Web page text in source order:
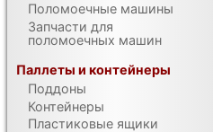
Поломоечные машины
Запчасти для
поломоечных машин
Паллеты и контейнеры
Поддоны
Контейнеры
Пластиковые ящики